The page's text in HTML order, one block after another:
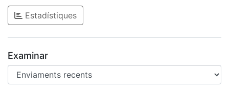
Estadístiques
Examinar